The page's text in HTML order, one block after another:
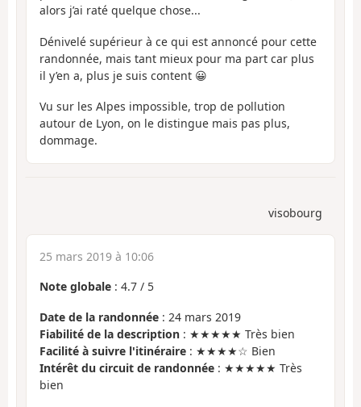
alors j’ai raté quelque chose...
Dénivelé supérieur à ce qui est annoncé pour cette
randonnée, mais tant mieux pour ma part car plus
il y’en a, plus je suis content 😀
Vu sur les Alpes impossible, trop de pollution
autour de Lyon, on le distingue mais pas plus,
dommage.
visobourg
25 mars 2019 à 10:06
Note globale : 4.7 / 5
Date de la randonnée : 24 mars 2019
Fiabilité de la description : ★★★★★ Très bien
Facilité à suivre l'itinéraire : ★★★★☆ Bien
Intérêt du circuit de randonnée : ★★★★★ Très
bien